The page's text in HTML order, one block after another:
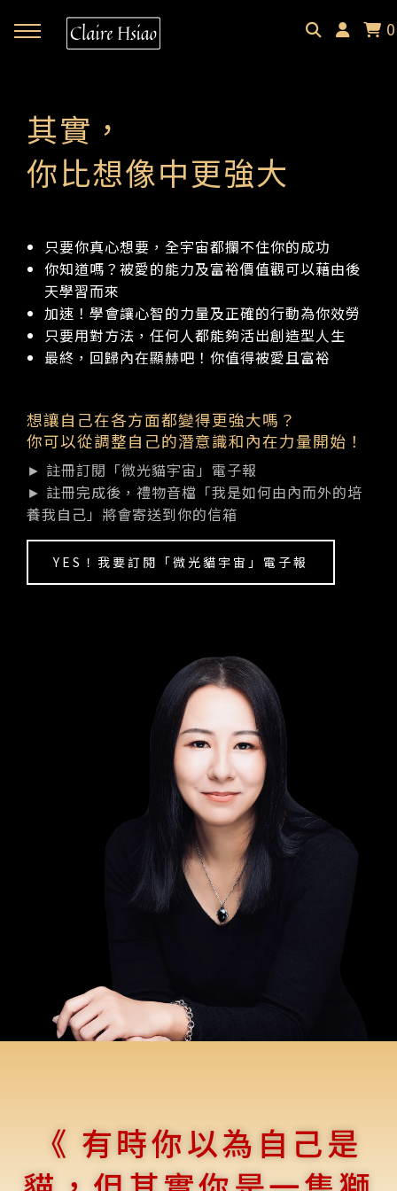
0
✦ 關於微光貓｜About
微光中的貓｜Claire Hsiao
受訪・客座足跡｜Footprint
✦ 微光貓宇宙｜Meowverse
文字裡的微光貓｜Blog
耳朵裡的微光貓｜Podcast
✦ 課程與商品｜Selection
催眠預約｜Hypnotherapy
課程總覽｜Courses
微光選品｜Selection
其實，
你比想像中更強大
只要你真心想要，全宇宙都攔不住你的成功
你知道嗎？被愛的能力及富裕價值觀可以藉由後
天學習而來
加速！學會讓心智的力量及正確的行動為你效勞
只要用對方法，任何人都能夠活出創造型人生
最終，回歸內在顯赫吧！你值得被愛且富裕
想讓自己在各方面都變得更強大嗎？
你可以從調整自己的潛意識和內在力量開始！
► 註冊訂閱「微光貓宇宙」電子報
► 註冊完成後，禮物音檔「我是如何由內而外的培
養我自己」將會寄送到你的信箱
YES！我要訂閱「微光貓宇宙」電子報
《 有時你以為自己是